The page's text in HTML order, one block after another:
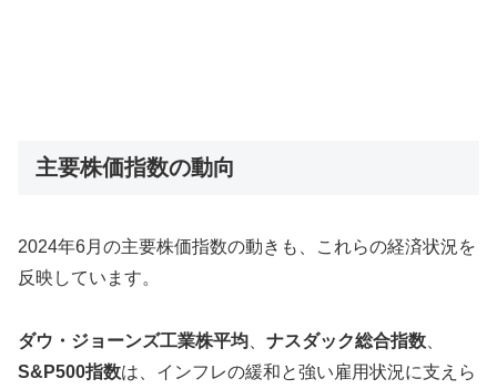
主要株価指数の動向
2024年6月の主要株価指数の動きも、これらの経済状況を
反映しています。
ダウ・ジョーンズ工業株平均 ナスダック総合指数
S&P500指数は、インフレの緩和と強い雇用状況に支えら